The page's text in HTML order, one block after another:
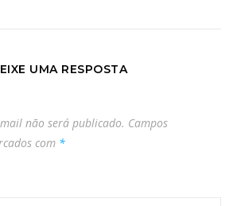
UMA RESPOSTA
não será publicado. Campos
com *